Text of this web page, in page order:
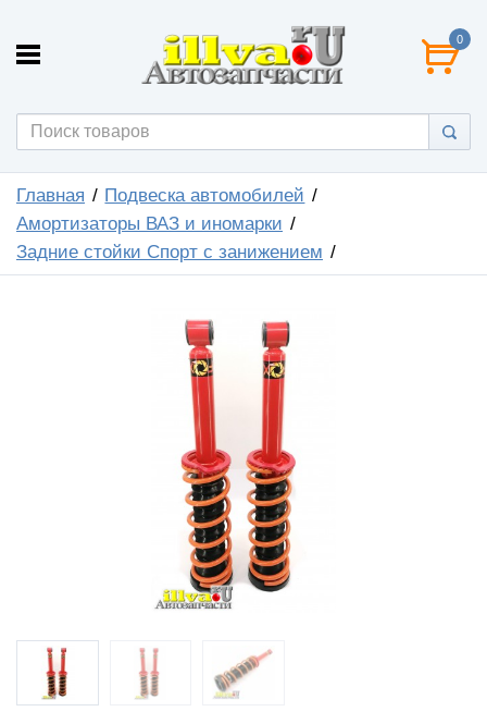
0
Главная
Подвеска автомобилей
Амортизаторы ВАЗ и иномарки
Задние стойки Спорт с занижением